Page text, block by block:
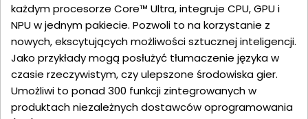
każdym procesorze Core™ Ultra, integruje CPU, GPU i
NPU w jednym pakiecie. Pozwoli to na korzystanie z
nowych, ekscytujących możliwości sztucznej inteligencji.
Jako przykłady mogą posłużyć tłumaczenie języka w
czasie rzeczywistym, czy ulepszone środowiska gier.
Umożliwi to ponad 300 funkcji zintegrowanych w
produktach niezależnych dostawców oprogramowania